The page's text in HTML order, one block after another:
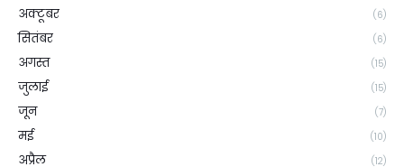
अक्टूबर (6)
सितंबर (6)
अगस्त (15)
जुलाई (15)
जून (7)
मई (10)
अप्रैल (12)